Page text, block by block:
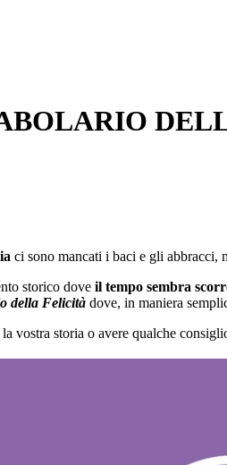
ci sono mancati i baci e gli abbracci,
storico dove il tempo sembra
della Felicità dove, in maniera
vostra storia o avere qualche